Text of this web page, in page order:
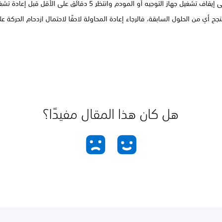
تشغيل جهاز التوجيه أو المودم وانتظر 5 دقائق على الأقل قبل إعادة تشغيلهما.
أي من الحلول السابقة، فالرجاء إعادة المحاولة لاحقًا لاحتمال ازدحام الحركة
هل كان هذا المقال مفيدًا؟